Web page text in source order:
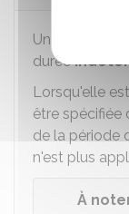
Une
durée
Lorsqu'elle
être spécifiée
de la période
n'est plus
À